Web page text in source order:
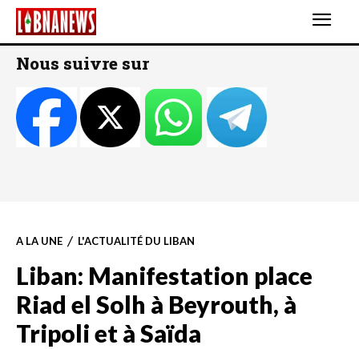
Nous suivre sur
A LA UNE L'ACTUALITÉ DU LIBAN
Liban: Manifestation place
Riad el Solh à Beyrouth, à
Tripoli et à Saïda